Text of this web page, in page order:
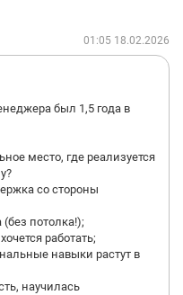
01:05 18.02.2026
был 1,5 года в
место, где реализуется
со стороны
потолка!);
работать;
навыки растут в
научилась